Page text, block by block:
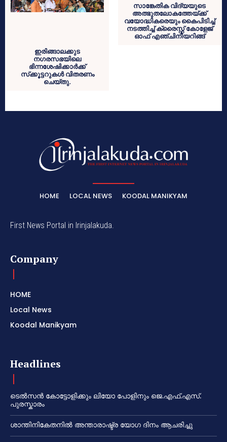
ഇരിങ്ങാലക്കുട
നഗരസഭയിലെ
ഭിന്നശേഷിക്കാര്‍ക്ക്
സ്‌ക്കൂട്ടറുകള്‍ വിതരണം
ചെയ്തു.
സാങ്കേതിക വിദ്യയുടെ
അത്ഭുതലോകത്തേയ്ക്ക്
വയോദ്ധികരെയും കൈപിടിച്ച്
നടത്തിച്ച് ക്രൈസ്റ്റ് കോളേജ്
ഓഫ് എഞ്ചിനീയറിങ്ങ്
HOME LOCAL NEWS KOODAL MANIKYAM
First News Portal in Irinjalakuda.
Company
HOME
Local News
Koodal Manikyam
Headlines
ടെൽസൻ കോട്ടോളിക്കും ലിയോ പോളിനും ജെ.എഫ്.എസ്.
പുരസ്കാരം
ശാന്തിനികേതനിൽ അന്താരാഷ്ട്ര യോഗ ദിനം ആചരിച്ചു